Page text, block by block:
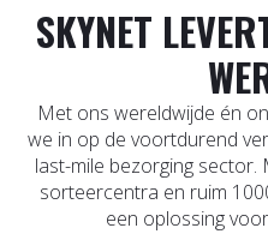
SKYNET
Met ons wereldwijde én
we in op de voortdurend
last-mile bezorging
sorteercentra en ruim
een oplossing